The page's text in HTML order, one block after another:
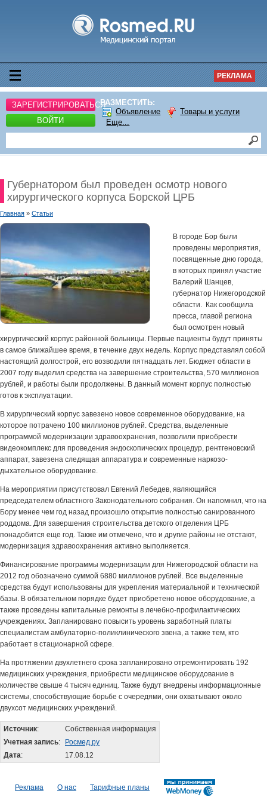
РЕКЛАМА
ЗАРЕГИСТРИРОВАТЬСЯ
ВОЙТИ
РАЗМЕСТИТЬ:
Объявление
Товары и услуги
Еще...
Губернатором был проведен осмотр нового
хирургического корпуса Борской ЦРБ
Главная » Статьи
В городе Бор были
проведены мероприятия,
посвященные дню города,
в которых принял участие
Валерий Шанцев,
губернатор Нижегородской
области. Как сообщила
пресса, главой региона
был осмотрен новый
хирургический корпус районной больницы. Первые пациенты будут приняты
в самое ближайшее время, в течение двух недель. Корпус представлял собой
настоящий долгострой, его возводили пятнадцать лет. Бюджет области в
2007 году выделил средства на завершение строительства, 570 миллионов
рублей, и работы были продолжены. В данный момент корпус полностью
готов к эксплуатации.
В хирургический корпус завезено новое современное оборудование, на
которое потрачено 100 миллионов рублей. Средства, выделенные
программой модернизации здравоохранения, позволили приобрести
видеокомплекс для проведения эндоскопических процедур, рентгеновский
аппарат, завезена следящая аппаратура и современные наркозо-
дыхательное оборудование.
На мероприятии присутствовал Евгений Лебедев, являющийся
председателем областного Законодательного собрания. Он напомнил, что на
Бору менее чем год назад произошло открытие полностью санированного
роддома. Для завершения строительства детского отделения ЦРБ
понадобится еще год. Также им отмечено, что и другие районы не отстают,
модернизация здравоохранения активно выполняется.
Финансирование программы модернизации для Нижегородской области на
2012 год обозначено суммой 6880 миллионов рублей. Все выделенные
средства будут использованы для укрепления материальной и технической
базы. В обязательном порядке будет приобретено новое оборудование, а
также проведены капитальные ремонты в лечебно-профилактических
учреждениях. Запланировано повысить уровень заработный платы
специалистам амбулаторно-поликлинического звена, а также тем, кто
работает в стационарной сфере.
На протяжении двухлетнего срока запланировано отремонтировать 192
медицинских учреждения, приобрести медицинское оборудование в
количестве свыше 4 тысяч единиц. Также будут внедрены информационные
системы, способствующие борьбе с очередями, они охватывают около
двухсот медицинских учреждений.
Источник:
Собственная информация
Учетная запись:
Росмед.ру
Дата: 17.08.12
Реклама О нас Тарифные планы